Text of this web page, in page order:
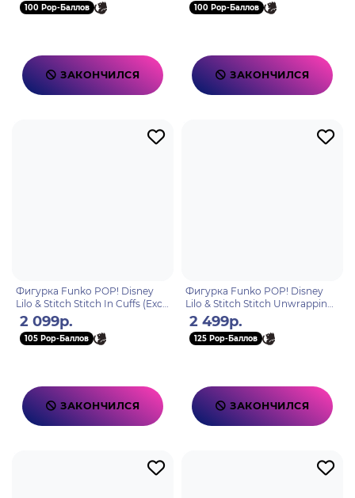
100 Pop-Баллов
ЗАКОНЧИЛСЯ
100 Pop-Баллов
ЗАКОНЧИЛСЯ
Фигурка Funko POP! Disney
Lilo & Stitch Stitch In Cuffs (Exc)
(1235) 66486
2 099р.
105 Pop-Баллов
ЗАКОНЧИЛСЯ
Фигурка Funko POP! Disney
Lilo & Stitch Stitch Unwrapping
Gift (Exc) (1522) 82860
2 499р.
125 Pop-Баллов
ЗАКОНЧИЛСЯ